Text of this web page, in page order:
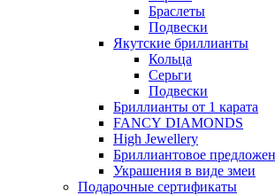
Браслеты
Подвески
Якутские бриллианты
Кольца
Серьги
Подвески
Бриллианты от 1 карата
FANCY DIAMONDS
High Jewellery
Бриллиантовое
Украшения в виде змеи
Подарочные сертификаты